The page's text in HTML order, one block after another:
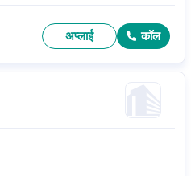
दिल्ली में स्थित है।
अप्लाई कॉल